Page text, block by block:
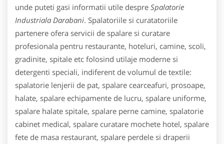
unde puteti gasi informatii utile despre Spalatorie
Industriala Darabani. Spalatoriile si curatatoriile
partenere ofera servicii de spalare si curatare
profesionala pentru restaurante, hoteluri, camine, scoli,
gradinite, spitale etc folosind utilaje moderne si
detergenti speciali, indiferent de volumul de textile:
spalatorie lenjerii de pat, spalare cearceafuri, prosoape,
halate, spalare echipamente de lucru, spalare uniforme,
spalare halate spitale, spalare perne camine, spalatorie
cabinet medical, spalare curatare mochete hotel, spalare
fete de masa restaurant, spalare perdele si draperii